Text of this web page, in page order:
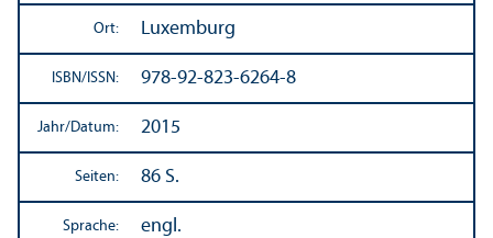
Ort: Luxemburg
ISBN/ ISSN: 978-92-823-6264-8
Jahr/Datum: 2015
Seiten: 86 S.
Sprache: engl.